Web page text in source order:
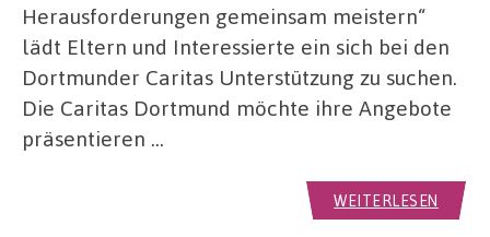
Herausforderungen gemeinsam meistern“
lädt Eltern und Interessierte ein sich bei den
Dortmunder Caritas Unterstützung zu suchen.
Die Caritas Dortmund möchte ihre Angebote
präsentieren …
WEITERLESEN